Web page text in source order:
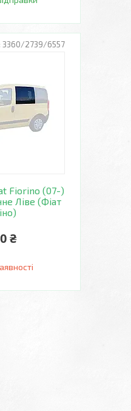
3360/2739/6557
Fiorino (07-)
Ліве (Фіат
₴